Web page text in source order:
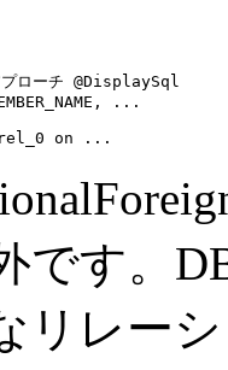
ローチ @DisplaySql
...
on ...
です。
リレー